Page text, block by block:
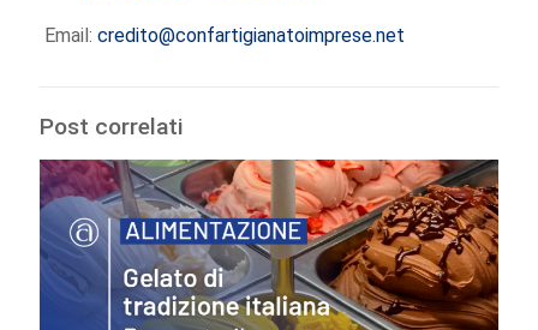
Email: credito@confartigianatoimprese.net
Post correlati